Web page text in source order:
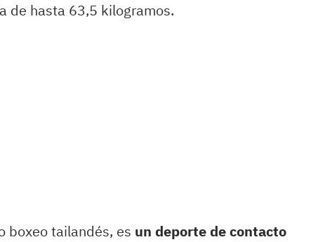
de hasta 63,5 kilogramos.
boxeo tailandés, es un deporte de contacto